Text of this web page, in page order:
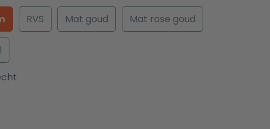
RVS Mat goud Mat rose goud